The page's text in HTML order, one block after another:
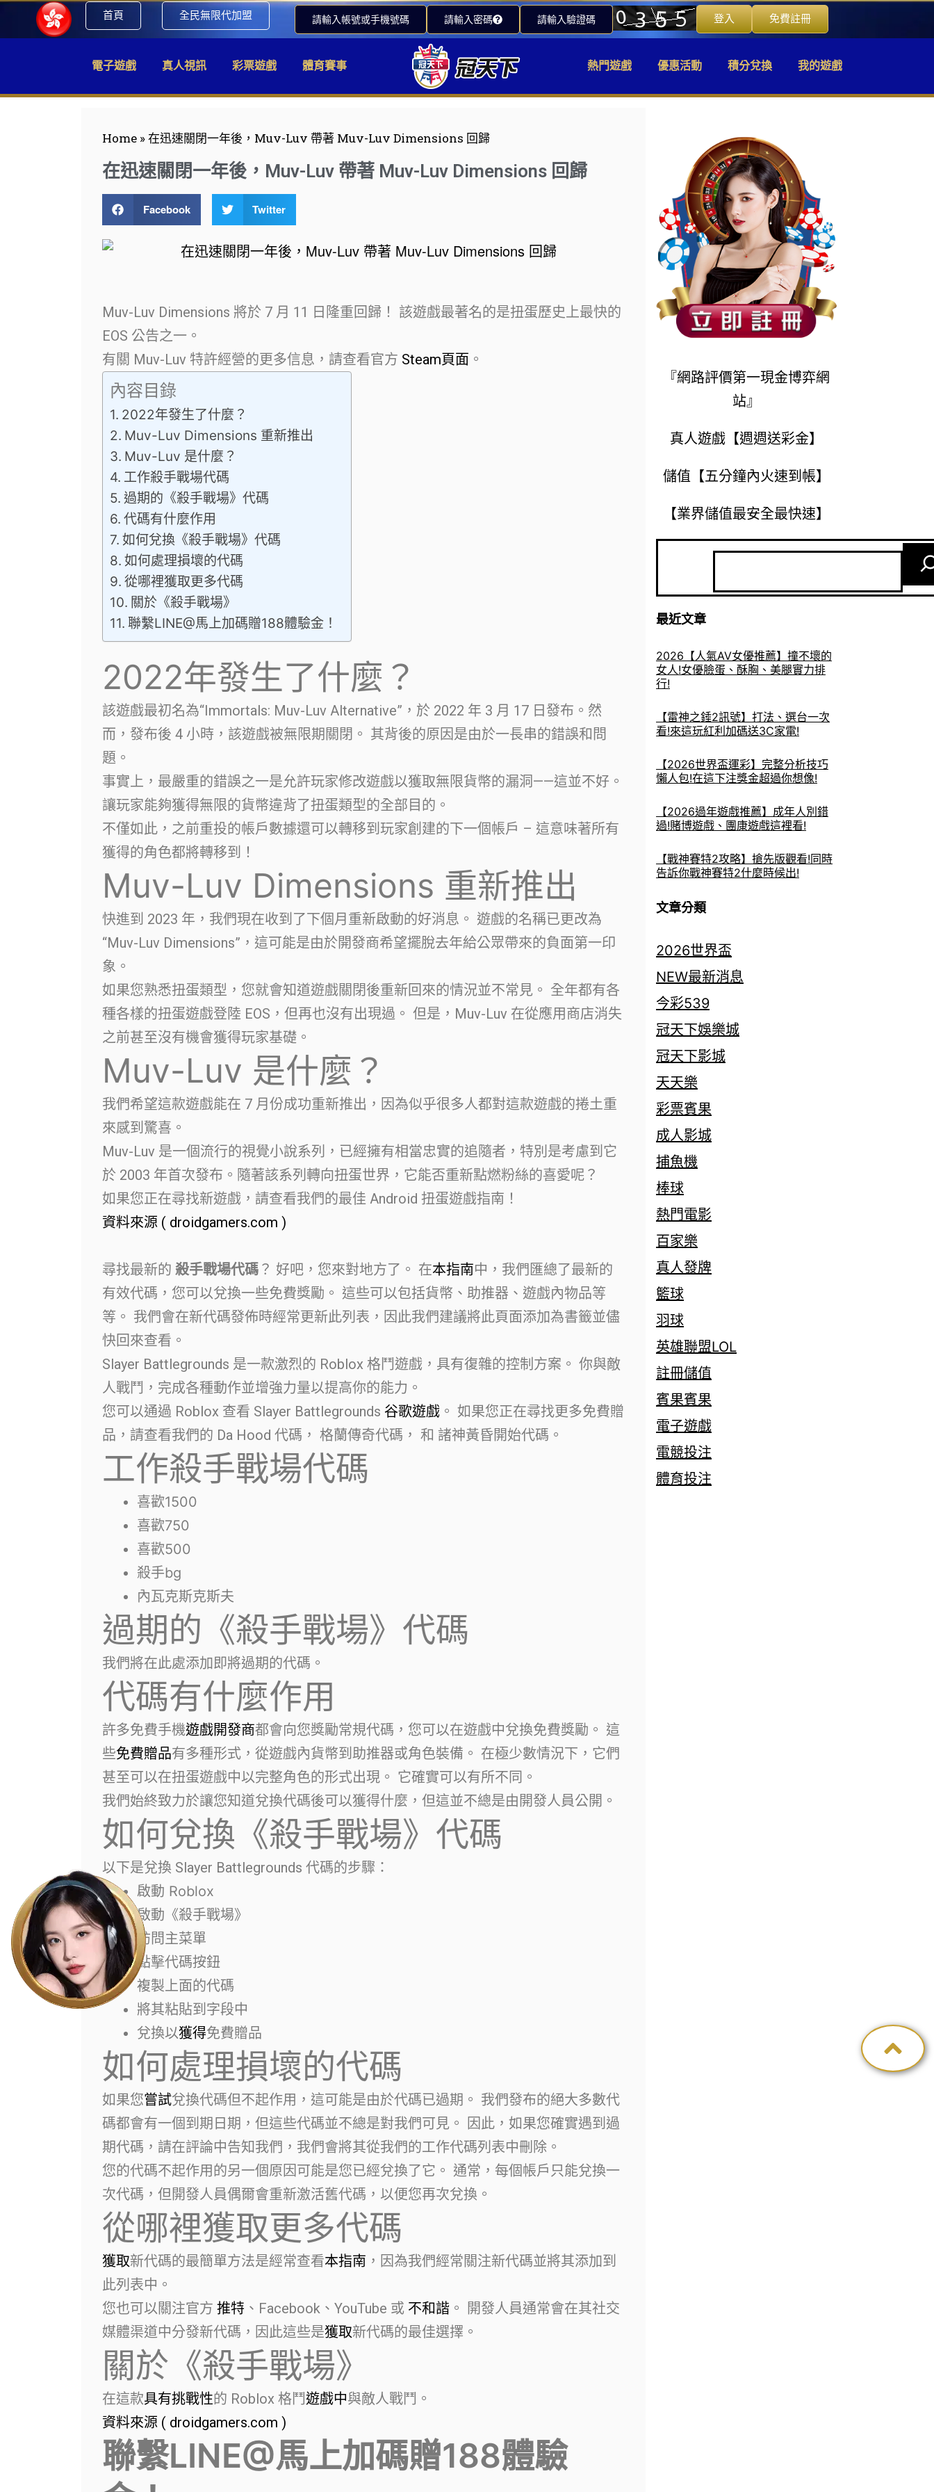
首頁 全民無限代加盟 請輸入帳號或手機號碼 請輸入密碼 請輸入驗證碼 登入 免費註冊
電子遊戲 真人視訊 彩票遊戲 體育賽事 熱門遊戲 優惠活動 積分兌換 我的遊戲
Home »在迅速關閉一年後，Muv-Luv 帶著 Muv-Luv Dimensions 回歸
在迅速關閉一年後，Muv-Luv 帶著 Muv-Luv Dimensions 回歸
Facebook Twitter
Muv-Luv Dimensions 將於 7 月 11 日隆重回歸！ 該遊戲最著名的是扭蛋歷史上最快的
EOS 公告之一。
有關 Muv-Luv 特許經營的更多信息，請查看官方 Steam頁面 。
內容目錄
2022年發生了什麼？
Muv-Luv Dimensions 重新推出
Muv-Luv 是什麼？
工作殺手戰場代碼
過期的《殺手戰場》代碼
代碼有什麼作用
如何兌換《殺手戰場》代碼
如何處理損壞的代碼
從哪裡獲取更多代碼
關於《殺手戰場》
聯繫LINE@馬上加碼贈188體驗金！
2022年發生了什麼？
該遊戲最初名為“Immortals: Muv-Luv Alternative”，於 2022 年 3 月 17 日發布。然
而，發布後 4 小時，該遊戲被無限期關閉。 其背後的原因是由於一長串的錯誤和問
題。
事實上，最嚴重的錯誤之一是允許玩家修改遊戲以獲取無限貨幣的漏洞——這並不好。
讓玩家能夠獲得無限的貨幣違背了扭蛋類型的全部目的。
不僅如此，之前重投的帳戶數據還可以轉移到玩家創建的下一個帳戶 – 這意味著所有
獲得的角色都將轉移到！
Muv-Luv Dimensions 重新推出
快進到 2023 年，我們現在收到了下個月重新啟動的好消息。 遊戲的名稱已更改為
“Muv-Luv Dimensions”，這可能是由於開發商希望擺脫去年給公眾帶來的負面第一印
象。
如果您熟悉扭蛋類型，您就會知道遊戲關閉後重新回來的情況並不常見。 全年都有各
種各樣的扭蛋遊戲登陸 EOS，但再也沒有出現過。 但是，Muv-Luv 在從應用商店消失
之前甚至沒有機會獲得玩家基礎。
Muv-Luv 是什麼？
我們希望這款遊戲能在 7 月份成功重新推出，因為似乎很多人都對這款遊戲的捲土重
來感到驚喜。
Muv-Luv 是一個流行的視覺小說系列，已經擁有相當忠實的追隨者，特別是考慮到它
於 2003 年首次發布。隨著該系列轉向扭蛋世界，它能否重新點燃粉絲的喜愛呢？
如果您正在尋找新遊戲，請查看我們的最佳 Android 扭蛋遊戲指南！
資料來源 ( droidgamers.com )
尋找最新的 殺手戰場代碼 ？ 好吧，您來對地方了。 在本指南中，我們匯總了最新的
有效代碼，您可以兌換一些免費獎勵。 這些可以包括貨幣、助推器、遊戲內物品等
等。 我們會在新代碼發佈時經常更新此列表，因此我們建議將此頁面添加為書籤並儘
快回來查看。
Slayer Battlegrounds 是一款激烈的 Roblox 格鬥遊戲，具有復雜的控制方案。 你與敵
人戰鬥，完成各種動作並增強力量以提高你的能力。
您可以通過 Roblox 查看 Slayer Battlegrounds 谷歌遊戲 。 如果您正在尋找更多免費贈
品，請查看我們的 Da Hood 代碼， 格蘭傳奇代碼， 和 諸神黃昏開始代碼。
工作殺手戰場代碼
喜歡1500
喜歡750
喜歡500
殺手bg
內瓦克斯克斯夫
過期的《殺手戰場》代碼
我們將在此處添加即將過期的代碼。
代碼有什麼作用
許多免費手機遊戲開發商都會向您獎勵常規代碼，您可以在遊戲中兌換免費獎勵。 這
些免費贈品有多種形式，從遊戲內貨幣到助推器或角色裝備。 在極少數情況下，它們
甚至可以在扭蛋遊戲中以完整角色的形式出現。 它確實可以有所不同。
我們始終致力於讓您知道兌換代碼後可以獲得什麼，但這並不總是由開發人員公開。
如何兌換《殺手戰場》代碼
以下是兌換 Slayer Battlegrounds 代碼的步驟：
啟動 Roblox
啟動《殺手戰場》
訪問主菜單
點擊代碼按鈕
複製上面的代碼
將其粘貼到字段中
兌換以獲得免費贈品
如何處理損壞的代碼
如果您嘗試兌換代碼但不起作用，這可能是由於代碼已過期。 我們發布的絕大多數代
碼都會有一個到期日期，但這些代碼並不總是對我們可見。 因此，如果您確實遇到過
期代碼，請在評論中告知我們，我們會將其從我們的工作代碼列表中刪除。
您的代碼不起作用的另一個原因可能是您已經兌換了它。 通常，每個帳戶只能兌換一
次代碼，但開發人員偶爾會重新激活舊代碼，以便您再次兌換。
從哪裡獲取更多代碼
獲取新代碼的最簡單方法是經常查看本指南 ，因為我們經常關注新代碼並將其添加到
此列表中。
您也可以關注官方 推特 、Facebook、YouTube 或 不和諧 。 開發人員通常會在其社交
媒體渠道中分發新代碼，因此這些是獲取新代碼的最佳選擇。
關於《殺手戰場》
在這款具有挑戰性的 Roblox 格鬥遊戲中與敵人戰鬥。
資料來源 ( droidgamers.com )
聯繫LINE@馬上加碼贈188體驗
『網路評價第一現金博弈網
站』
真人遊戲【週週送彩金】
儲值【五分鐘內火速到帳】
【業界儲值最安全最快速】
最近文章
2026【人氣AV女優推薦】撞不壞的
女人!女優臉蛋、酥胸、美腿實力排
行!
【雷神之錘2訊號】打法、選台一次
看!來這玩紅利加碼送3C家電!
【2026世界盃運彩】完整分析技巧
懶人包!在這下注獎金超過你想像!
【2026過年遊戲推薦】成年人別錯
過!賭博遊戲、團康遊戲這裡看!
【戰神賽特2攻略】搶先版觀看!同時
告訴你戰神賽特2什麼時候出!
文章分類
2026世界盃
NEW最新消息
今彩539
冠天下娛樂城
冠天下影城
天天樂
彩票賓果
成人影城
捕魚機
棒球
熱門電影
百家樂
真人發牌
籃球
羽球
英雄聯盟LOL
註冊儲值
賓果賓果
電子遊戲
電競投注
體育投注